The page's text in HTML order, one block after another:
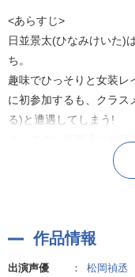
<あらすじ>
日並景太(ひなみけいた)
ち。
趣味でひっそりと女装レ
に初参加するも、クラス
る)と遭遇してしまう!
クラスの一軍男子に女
は「ちょっと面貸せ」
レイヤー×青春ピュアき
<キャスト>
作品情報
出演声優 ： 松岡禎丞